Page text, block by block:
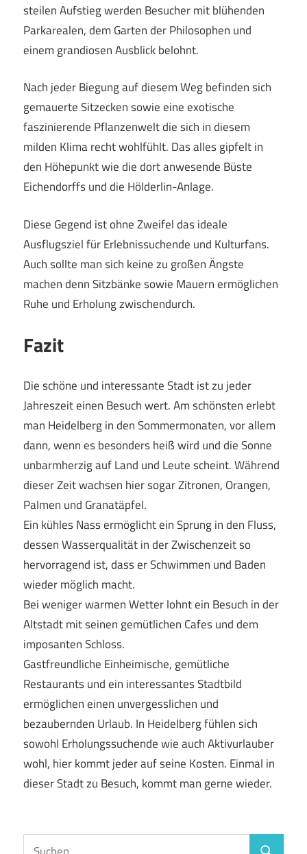
steilen Aufstieg werden Besucher mit blühenden
Parkarealen, dem Garten der Philosophen und
einem grandiosen Ausblick belohnt.
Nach jeder Biegung auf diesem Weg befinden sich
gemauerte Sitzecken sowie eine exotische
faszinierende Pflanzenwelt die sich in diesem
milden Klima recht wohlfühlt. Das alles gipfelt in
den Höhepunkt wie die dort anwesende Büste
Eichendorffs und die Hölderlin-Anlage.
Diese Gegend ist ohne Zweifel das ideale
Ausflugsziel für Erlebnissuchende und Kulturfans.
Auch sollte man sich keine zu großen Ängste
machen denn Sitzbänke sowie Mauern ermöglichen
Ruhe und Erholung zwischendurch.
Fazit
Die schöne und interessante Stadt ist zu jeder
Jahreszeit einen Besuch wert. Am schönsten erlebt
man Heidelberg in den Sommermonaten, vor allem
dann, wenn es besonders heiß wird und die Sonne
unbarmherzig auf Land und Leute scheint. Während
dieser Zeit wachsen hier sogar Zitronen, Orangen,
Palmen und Granatäpfel.
Ein kühles Nass ermöglicht ein Sprung in den Fluss,
dessen Wasserqualität in der Zwischenzeit so
hervorragend ist, dass er Schwimmen und Baden
wieder möglich macht.
Bei weniger warmen Wetter lohnt ein Besuch in der
Altstadt mit seinen gemütlichen Cafes und dem
imposanten Schloss.
Gastfreundliche Einheimische, gemütliche
Restaurants und ein interessantes Stadtbild
ermöglichen einen unvergesslichen und
bezaubernden Urlaub. In Heidelberg fühlen sich
sowohl Erholungssuchende wie auch Aktivurlauber
wohl, hier kommt jeder auf seine Kosten. Einmal in
dieser Stadt zu Besuch, kommt man gerne wieder.
Suchen